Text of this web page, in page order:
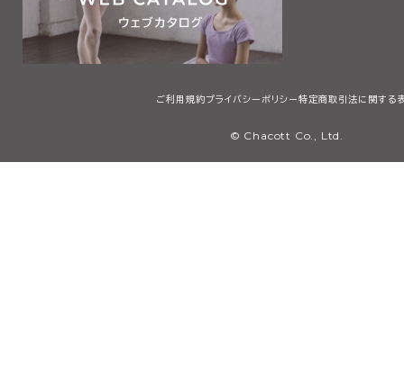
ご利用規約プライバシーポリシー 特定商取引法に関する
© Chacott Co., Ltd.